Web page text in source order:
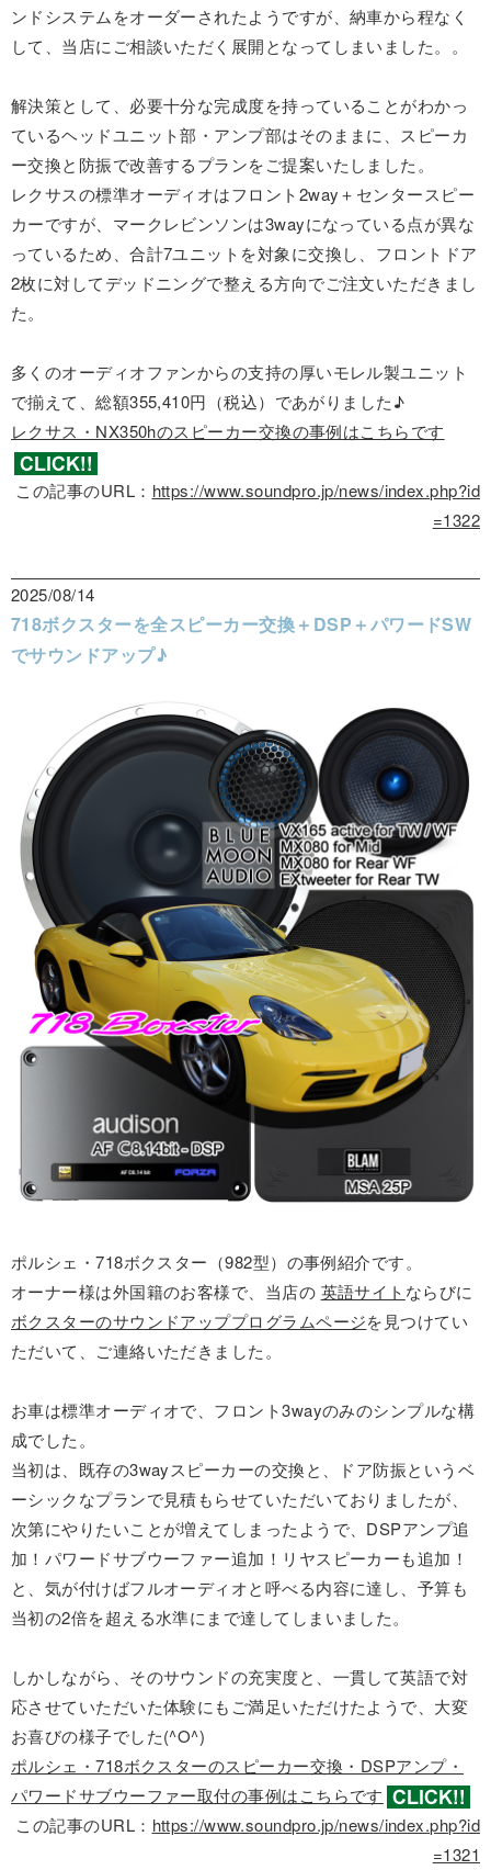
ンドシステムをオーダーされたようですが、納車から程なく
して、当店にご相談いただく展開となってしまいました。。
解決策として、必要十分な完成度を持っていることがわかっ
ているヘッドユニット部・アンプ部はそのままに、スピーカ
ー交換と防振で改善するプランをご提案いたしました。
レクサスの標準オーディオはフロント2way＋センタースピー
カーですが、マークレビンソンは3wayになっている点が異な
っているため、合計7ユニットを対象に交換し、フロントドア
2枚に対してデッドニングで整える方向でご注文いただきまし
た。
多くのオーディオファンからの支持の厚いモレル製ユニット
で揃えて、総額355,410円（税込）であがりました♪
レクサス・NX350hのスピーカー交換の事例はこちらです
この記事のURL： https://www.soundpro.jp/news/index.php?id
=1322
2025/08/14
718ボクスターを全スピーカー交換＋DSP＋パワードSW
でサウンドアップ♪
ポルシェ・718ボクスター（982型）の事例紹介です。
オーナー様は外国籍のお客様で、当店の 英語サイト ならびに
ボクスターのサウンドアッププログラムページを見つけてい
ただいて、ご連絡いただきました。
お車は標準オーディオで、フロント3wayのみのシンプルな構
成でした。
当初は、既存の3wayスピーカーの交換と、ドア防振というベ
ーシックなプランで見積もらせていただいておりましたが、
次第にやりたいことが増えてしまったようで、DSPアンプ追
加！パワードサブウーファー追加！リヤスピーカーも追加！
と、気が付けばフルオーディオと呼べる内容に達し、予算も
当初の2倍を超える水準にまで達してしまいました。
しかしながら、そのサウンドの充実度と、一貫して英語で対
応させていただいた体験にもご満足いただけたようで、大変
お喜びの様子でした(^O^)
ポルシェ・718ボクスターのスピーカー交換・DSPアンプ・
パワードサブウーファー取付の事例はこちらです
この記事のURL： https://www.soundpro.jp/news/index.php?id
=1321